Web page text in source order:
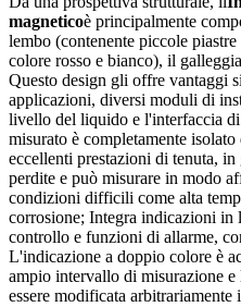
magneticoè principalmente
lembo (contenente piccole
colore rosso e bianco), il
Questo design gli offre vantaggi
applicazioni, diversi moduli di
livello del liquido e l'interfaccia
misurato è completamente
eccellenti prestazioni di tenuta,
perdite e può misurare in modo
condizioni difficili come alta
corrosione; Integra indicazioni in
controllo e funzioni di allarme,
L'indicazione a doppio colore è
ampio intervallo di misurazione
essere modificata arbitrariamente